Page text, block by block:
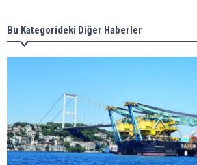
Bu Kategorideki Diğer Haberler